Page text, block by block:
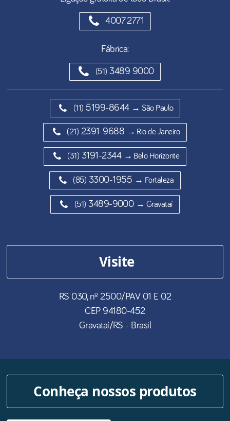
4007 2771
Fábrica:
(51) 3489 9000
(11) 5199-8644 → São Paulo
(21) 2391-9688 → Rio de Janeiro
(31) 3191-2344 → Belo Horizonte
(85) 3300-1955 → Fortaleza
(51) 3489-9000 → Gravataí
Visite
RS 030, nº 2500/PAV 01 E 02
CEP 94180-452
Gravataí/RS - Brasil
Conheça nossos produtos